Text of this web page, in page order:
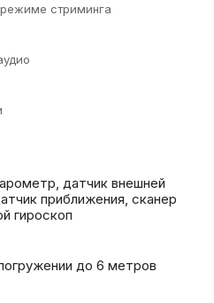
стриминга
датчик внешней
приближения, сканер
гироскоп
до 6 метров